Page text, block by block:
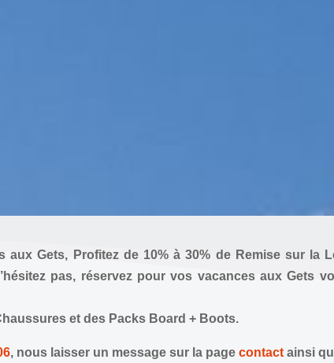
aux Gets, Profitez de 10% à 30% de Remise sur la
pas, réservez pour vos vacances aux Gets
et des Packs Board + Boots.
, nous laisser un message sur la pagecontact ainsi